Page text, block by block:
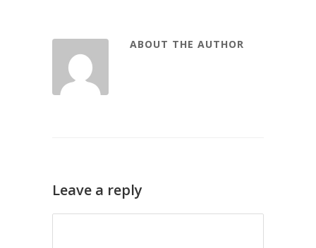
ABOUT THE AUTHOR
Leave a reply